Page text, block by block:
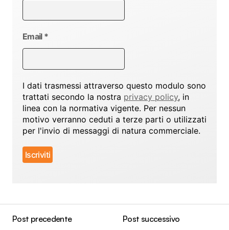
Email *
I dati trasmessi attraverso questo modulo sono
trattati secondo la nostra privacy policy, in
linea con la normativa vigente. Per nessun
motivo verranno ceduti a terze parti o utilizzati
per l'invio di messaggi di natura commerciale.
Post precedente
Post successivo